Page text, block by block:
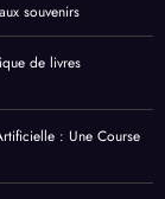
souvenirs
de livres
: Une Course